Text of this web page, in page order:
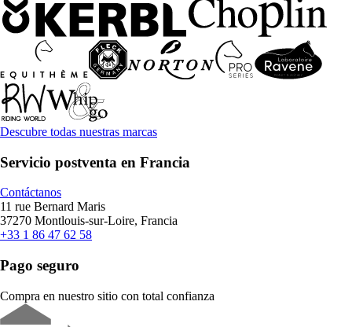
Descubre todas nuestras marcas
Servicio postventa en Francia
Contáctanos
11 rue Bernard Maris
37270 Montlouis-sur-Loire, Francia
+33 1 86 47 62 58
Pago seguro
Compra en nuestro sitio con total confianza